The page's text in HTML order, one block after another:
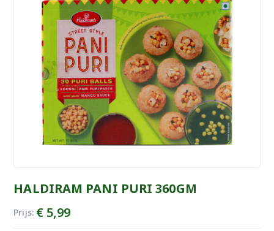
HALDIRAM PANI PURI 360GM
Prijs: €5,99